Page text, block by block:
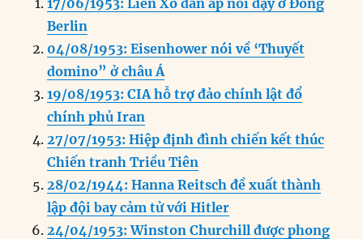
e
b
o
o
k
e
d
I
n
l
e
n
g
er
s
A
p
g
r
m
t
re
Berlin
04/08/1953: Eisenhower nói về ‘Thuyết
domino” ở châu Á
19/08/1953: CIA hỗ trợ đảo chính lật đổ
chính phủ Iran
27/07/1953: Hiệp định đình chiến kết thúc
Chiến tranh Triều Tiên
28/02/1944: Hanna Reitsch đề xuất thành
lập đội bay cảm tử với Hitler
24/04/1953: Winston Churchill được phong